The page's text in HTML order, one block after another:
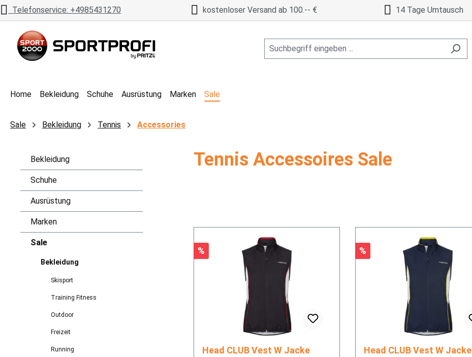
Hauptinhalt springen
Zur Suche springen
Zur Hauptnavigation springen
Telefonservice: +4985431270 kostenloser Versand ab 100.-- € 14 Tage Umtausch
Home Bekleidung Schuhe Ausrüstung Marken Sale
Sale Bekleidung Tennis Accessories
Bekleidung
Schuhe
Ausrüstung
Marken
Sale
Bekleidung
Skisport
Training Fitness
Outdoor
Freizeit
Running
Tennis Accessoires Sale
Rabatt
%
Head CLUB Vest W Jacke
Rabatt
%
Head CLUB Vest W Jacke